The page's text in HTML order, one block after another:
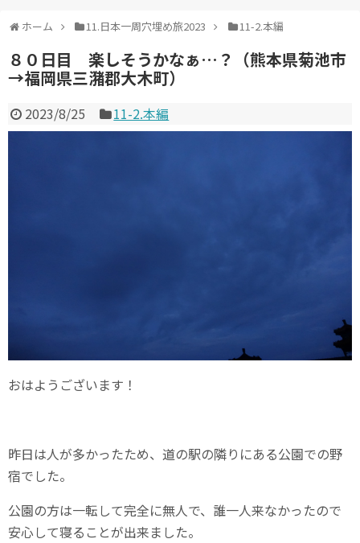
ホーム 11.日本一周穴埋め旅2023 11-2.本編
８０日目 楽しそうかなぁ…？（熊本県菊池市
→福岡県三潴郡大木町）
2023/8/25 11-2.本編
おはようございます！
昨日は人が多かったため、道の駅の隣りにある公園での野
宿でした。
公園の方は一転して完全に無人で、誰一人来なかったので
安心して寝ることが出来ました。